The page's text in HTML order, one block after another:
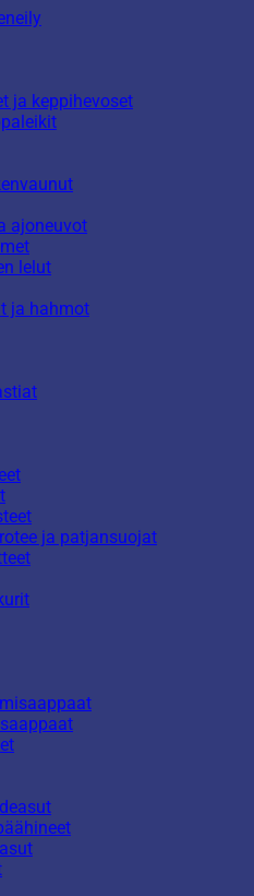
ja keppihevoset
ajoneuvot
lelut
ja hahmot
ja patjansuojat